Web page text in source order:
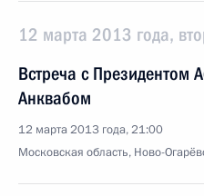
12 марта 2013 года,
Встреча с Президентом
Анквабом
12 марта 2013 года, 21:00
Московская область, Ново-